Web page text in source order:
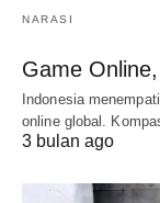
NARASI
Game
Indonesia
online global.
3 bulan ago